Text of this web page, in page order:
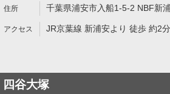
千葉県浦安市入船1-5-2 NBF新
JR京葉線 新浦安より 徒歩 約2分
四谷大塚